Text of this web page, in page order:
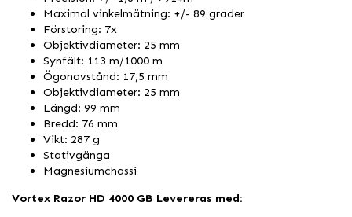
Maximal vinkelmätning: +/- 89 grader
Förstoring: 7x
Objektivdiameter: 25 mm
Synfält: 113 m/1000 m
Ögonavstånd: 17,5 mm
Objektivdiameter: 25 mm
Längd: 99 mm
Bredd: 76 mm
Vikt: 287 g
Stativgänga
Magnesiumchassi
Vortex Razor HD 4000 GB Levereras med: